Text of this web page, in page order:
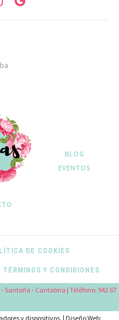
BLOG
EVENTOS
DE COOKIES
TÉRMINOS Y CONDIDIONES
Santoña - Cantabria | Teléfono: 942 67
y dispositivos. | Diseño Web: